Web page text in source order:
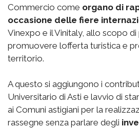
Commercio come organo di
occasione delle fiere
Vinexpo e il Vinitaly, allo scopo
promuovere lofferta turistica e
territorio.
A questo si aggiungono i
Universitario di Asti e lavvio di
ai Comuni astigiani per la
rassegne senza parlare degli